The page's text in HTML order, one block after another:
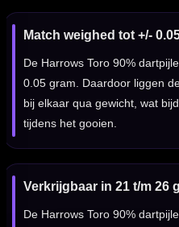
Match weighed tot +/-
De Harrows Toro 90%
0.05 gram. Daardoor liggen
bij elkaar qua gewicht, wat
tijdens het gooien.
Verkrijgbaar in 21 t/m 26
De Harrows Toro 90%